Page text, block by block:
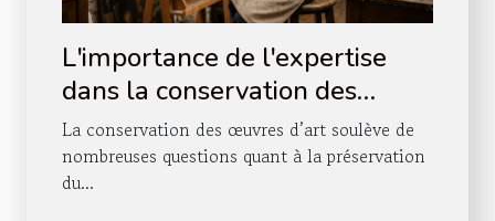
L'importance de l'expertise
dans la conservation des
œuvres d'art
La conservation des œuvres d’art soulève de
nombreuses questions quant à la préservation
du...